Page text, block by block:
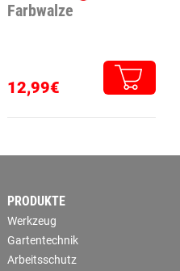
Farbwalze
12,99€
PRODUKTE
Werkzeug
Gartentechnik
Arbeitsschutz